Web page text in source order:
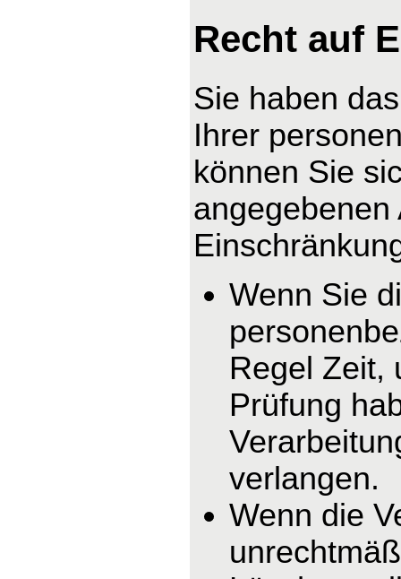
Recht auf
Sie haben
Ihrer
können Sie
Wenn Sie
Regel Zeit,
Prüfung
verlangen.
Wenn die